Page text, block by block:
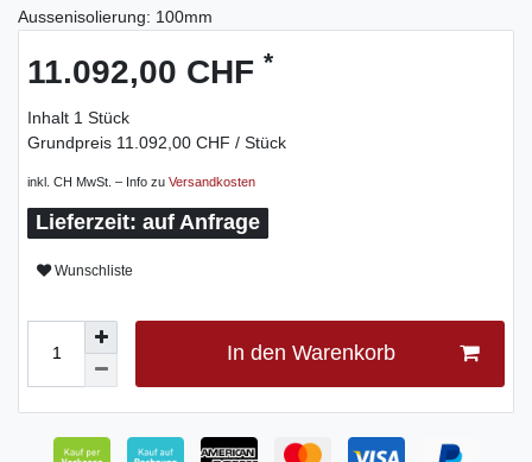
Aussenisolierung: 100mm
11.092,00 CHF *
Inhalt 1 Stück
Grundpreis 11.092,00 CHF / Stück
inkl. CH MwSt. – Info zu Versandkosten
auf Anfrage
Wunschliste
In den Warenkorb